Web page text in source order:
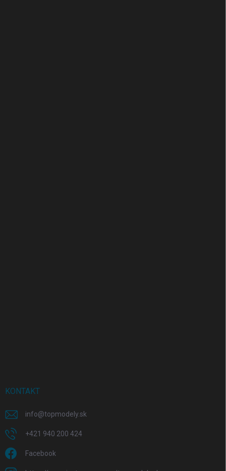
KONTAKT
info@topmodely.sk
+421 940 200 424
Facebook